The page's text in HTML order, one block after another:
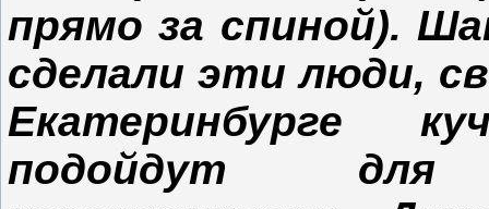
прямо за спиной).
сделали эти люди,
Екатеринбурге
подойдут для